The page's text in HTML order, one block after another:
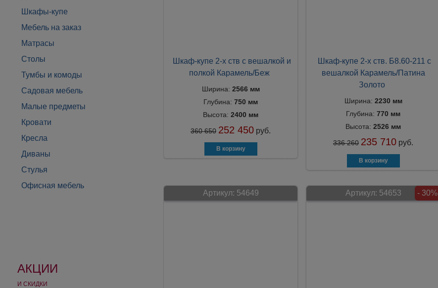
Шкафы-купе
Мебель на заказ
Матрасы
Столы
Тумбы и комоды
Садовая мебель
Малые предметы
Кровати
Кресла
Диваны
Стулья
Офисная мебель
АКЦИИ
И СКИДКИ
Шкаф-купе 2-х ств с вешалкой и
полкой Карамель/Беж
Ширина: 2566 мм
Глубина: 750 мм
Высота: 2400 мм
360 650 252 450 руб.
Шкаф-купе 2-х ств. Б8.60-211 с
вешалкой Карамель/Патина
Золото
Ширина: 2230 мм
Глубина: 770 мм
Высота: 2526 мм
336 260 235 710 руб.
Артикул: 54649 Артикул: 54653 - 30%